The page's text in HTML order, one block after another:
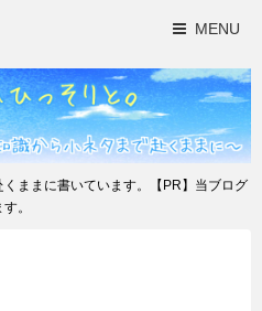
MENU
ままに書いています。【PR】当ブログ
。